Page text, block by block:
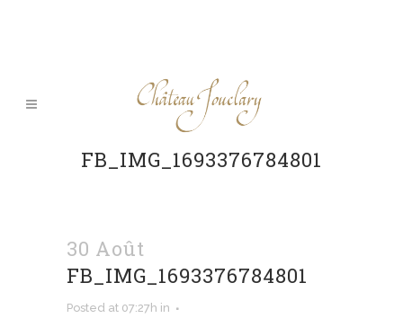
FB_IMG_1693376784801
30 Août
FB_IMG_1693376784801
Posted at 07:27h in